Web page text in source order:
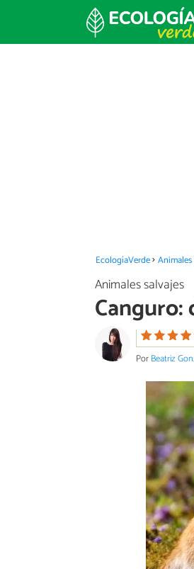
EcologíaVerde Animales
Animales salvajes
Canguro:
PorBeatriz